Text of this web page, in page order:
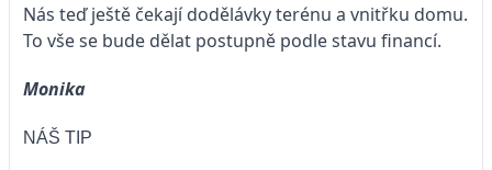
Nás teď ještě čekají dodělávky terénu a vnitřku domu.
To vše se bude dělat postupně podle stavu financí.
Monika
NÁŠ TIP